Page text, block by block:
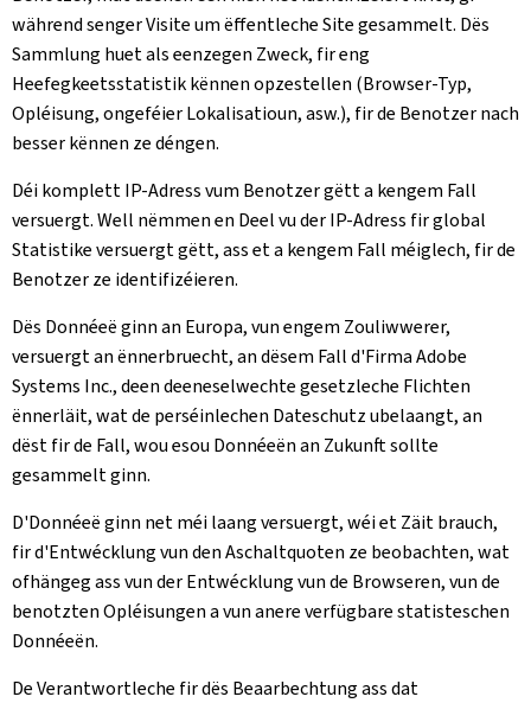
während senger Visite um ëffentleche Site gesammelt. Dës
Sammlung huet als eenzegen Zweck, fir eng
Heefegkeetsstatistik kënnen opzestellen (Browser-Typ,
Opléisung, ongeféier Lokalisatioun, asw.), fir de Benotzer nach
besser kënnen ze déngen.
Déi komplett IP-Adress vum Benotzer gëtt a kengem Fall
versuergt. Well nëmmen en Deel vu der IP-Adress fir global
Statistike versuergt gëtt, ass et a kengem Fall méiglech, fir de
Benotzer ze identifizéieren.
Dës Donnéeë ginn an Europa, vun engem Zouliwwerer,
versuergt an ënnerbruecht, an dësem Fall d'Firma Adobe
Systems Inc., deen deeneselwechte gesetzleche Flichten
ënnerläit, wat de perséinlechen Dateschutz ubelaangt, an
dëst fir de Fall, wou esou Donnéeën an Zukunft sollte
gesammelt ginn.
D'Donnéeë ginn net méi laang versuergt, wéi et Zäit brauch,
fir d'Entwécklung vun den Aschaltquoten ze beobachten, wat
ofhängeg ass vun der Entwécklung vun de Browseren, vun de
benotzten Opléisungen a vun anere verfügbare statisteschen
Donnéeën.
De Verantwortleche fir dës Beaarbechtung ass dat